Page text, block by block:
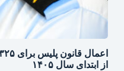
از ابتدای سال ۱۴۰۵